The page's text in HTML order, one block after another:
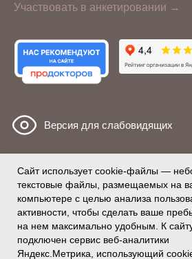
Сайт использует cookie-файлы —
текстовые файлы, размещаемых на
компьютере с целью анализа
активности, чтобы сделать ваше
на нем максимально удобным. К
подключен сервис веб-аналитики
Яндекс.Метрика, использующий
Участвовать в анкетировании →
Версия для слабовидящих
Политика конфиденциальности
Согласие на обработку персональных
Имеются противопоказания
специалиста